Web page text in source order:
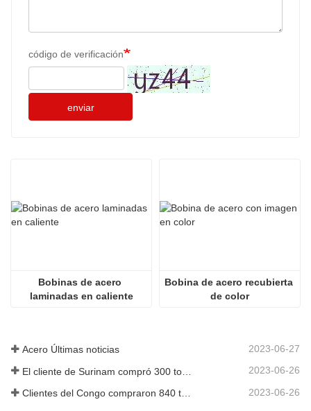
código de verificación
enviar
Bobinas de acero
laminadas en caliente
Bobina de acero recubierta
de color
Acero Últimas noticias 2023-06-27
2023-06-26
2023-06-26